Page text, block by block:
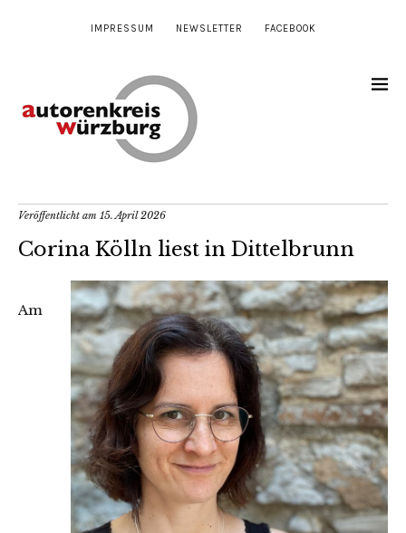
IMPRESSUM NEWSLETTER FACEBOOK
Veröffentlicht am 15. April 2026
Corina Kölln liest in Dittelbrunn
Am